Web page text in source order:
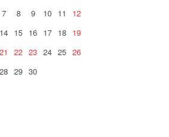
7 8 9 10 11
12
14 15 16 17 18 19
21 22 23 24 25 26
28 29 30